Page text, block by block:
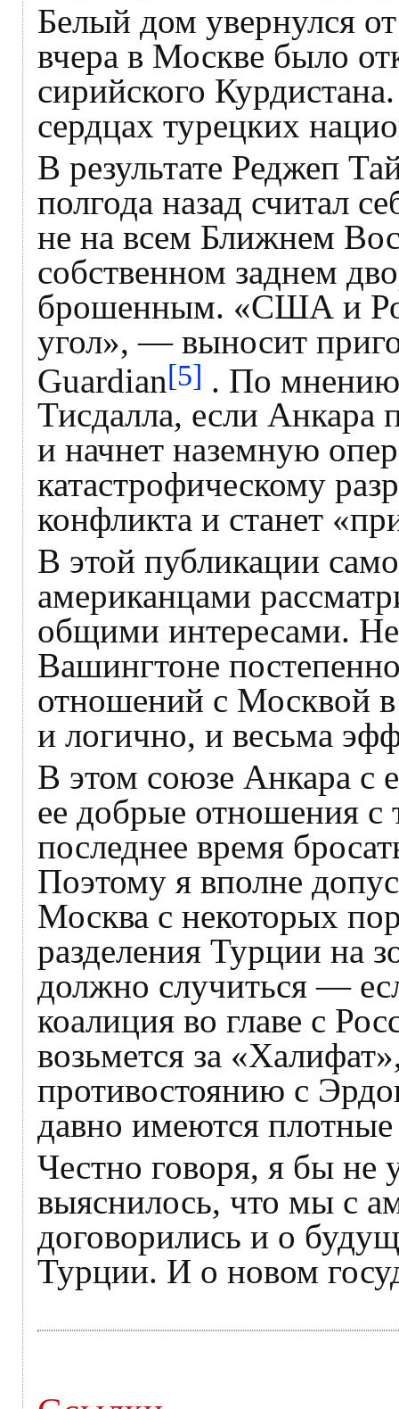
Белый дом увернулся
вчера в Москве было
сирийского
сердцах турецких
В результате Реджеп
полгода назад считал
не на всем Ближнем
собственном заднем
брошенным. «США и
угол», — выносит
Guardian [5] . По мнению
Тисдалла, если
и начнет наземную
катастрофическому
конфликта и станет
В этой публикации
американцами
общими интересами.
Вашингтоне
отношений с Москвой
и логично, и весьма
В этом союзе Анкара
ее добрые отношения с
последнее время
Поэтому я вполне
Москва с некоторых
разделения Турции на
должно случиться —
коалиция во главе с
возьмется за
противостоянию с
давно имеются
Честно говоря, я бы не
выяснилось, что мы с
договорились и о
Турции. И о новом